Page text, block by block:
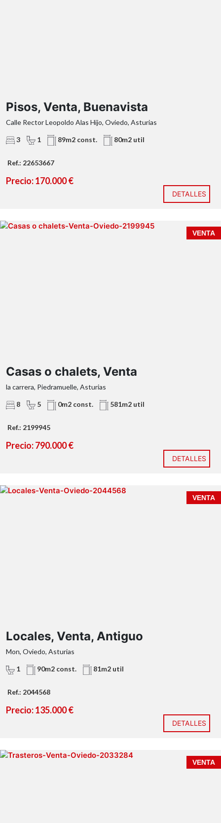
Pisos, Venta, Buenavista
Calle Rector Leopoldo Alas Hijo, Oviedo, Asturias
3 1 89m2 const. 80m2 util
Ref.: 22653667
Precio: 170.000 €
DETALLES
VENTA
Casas o chalets, Venta
la carrera, Piedramuelle, Asturias
8 5 0m2 const. 581m2 util
Ref.: 2199945
Precio: 790.000 €
DETALLES
VENTA
Locales, Venta, Antiguo
Mon, Oviedo, Asturias
1 90m2 const. 81m2 util
Ref.: 2044568
Precio: 135.000 €
DETALLES
VENTA